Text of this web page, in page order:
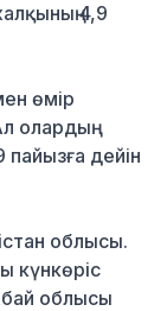
4,9
өмір
олардың
пайызға дейін
облысы.
күнкөріс
облысы